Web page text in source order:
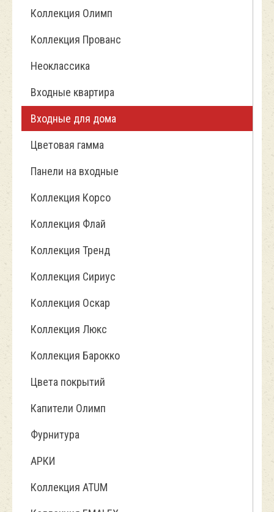
Коллекция Олимп
Коллекция Прованс
Неоклассика
Входные квартира
Входные для дома
Цветовая гамма
Панели на входные
Коллекция Корсо
Коллекция Флай
Коллекция Тренд
Коллекция Сириус
Коллекция Оскар
Коллекция Люкс
Коллекция Барокко
Цвета покрытий
Капители Олимп
Фурнитура
АРКИ
Коллекция ATUM